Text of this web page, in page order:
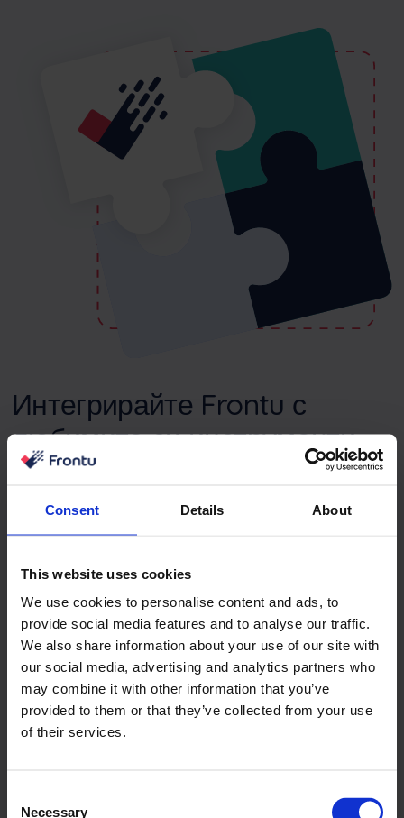
Consent Details About
This website uses cookies
We use cookies to personalise content and ads, to
provide social media features and to analyse our traffic.
We also share information about your use of our site with
our social media, advertising and analytics partners who
may combine it with other information that you’ve
provided to them or that they’ve collected from your use
of their services.
Necessary
Интегрирайте Frontu с
любимите си инструменти
услуги, които ни помагат да предоставяме
осигуряваме бърза интеграция чрез API или с
помощта на Zapier. Продължаваме да
актуализираме списъка, за да сме в крак с най-
новите функции и решения.
Learn More